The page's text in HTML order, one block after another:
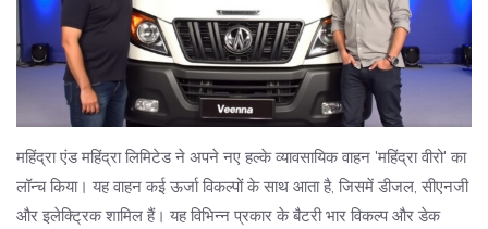
महिंद्रा एंड महिंद्रा लिमिटेड ने अपने नए हल्के व्यावसायिक वाहन 'महिंद्रा वीरो' का
लॉन्च किया। यह वाहन कई ऊर्जा विकल्पों के साथ आता है, जिसमें डीजल, सीएनजी
और इलेक्ट्रिक शामिल हैं। यह विभिन्न प्रकार के बैटरी भार विकल्प और डेक